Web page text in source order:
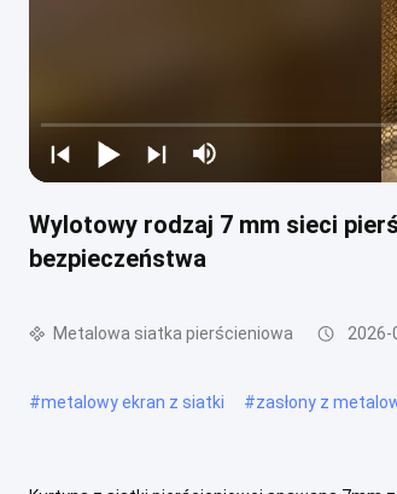
Wylotowy rodzaj 7 mm sieci
bezpieczeństwa
Metalowa siatka pierścieniowa 2026-
#metalowy ekran z siatki #zasłony z